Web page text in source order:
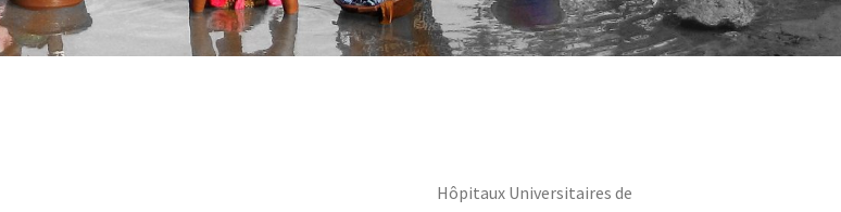
Hôpitaux Universitaires de